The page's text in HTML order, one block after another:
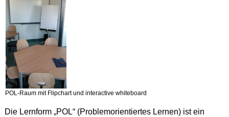
POL-Raum mit Flipchart und interactive whiteboard
Die Lernform „POL“ (Problemorientiertes Lernen) ist ein